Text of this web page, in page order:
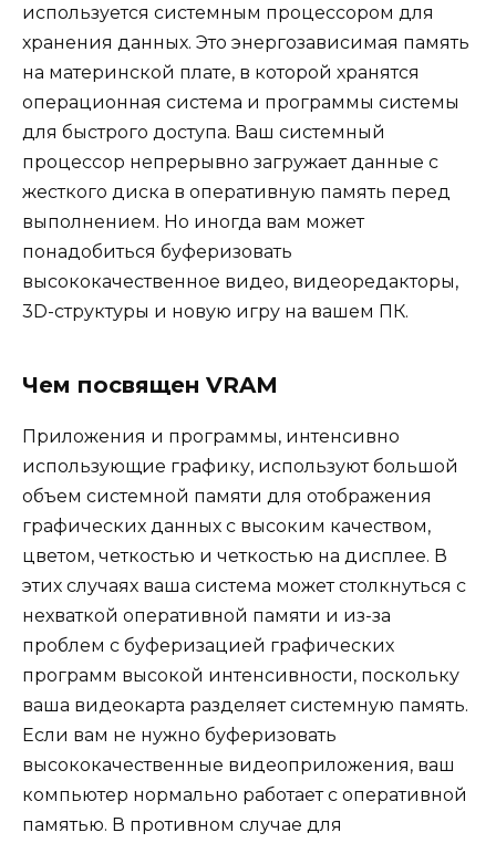
используется системным процессором для
хранения данных. Это энергозависимая память
на материнской плате, в которой хранятся
операционная система и программы системы
для быстрого доступа. Ваш системный
процессор непрерывно загружает данные с
жесткого диска в оперативную память перед
выполнением. Но иногда вам может
понадобиться буферизовать
высококачественное видео, видеоредакторы,
3D-структуры и новую игру на вашем ПК.
Чем посвящен VRAM
Приложения и программы, интенсивно
использующие графику, используют большой
объем системной памяти для отображения
графических данных с высоким качеством,
цветом, четкостью и четкостью на дисплее. В
этих случаях ваша система может столкнуться с
нехваткой оперативной памяти и из-за
проблем с буферизацией графических
программ высокой интенсивности, поскольку
ваша видеокарта разделяет системную память.
Если вам не нужно буферизовать
высококачественные видеоприложения, ваш
компьютер нормально работает с оперативной
памятью. В противном случае для